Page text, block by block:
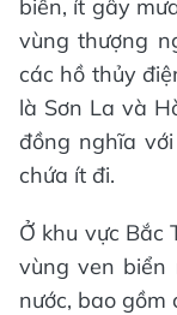
biển, ít gây
vùng thượng
các hồ thủy
là Sơn La và
đồng nghĩa
chứa ít đi.
Ở khu vực Bắc
vùng ven biển
nước, bao gồm